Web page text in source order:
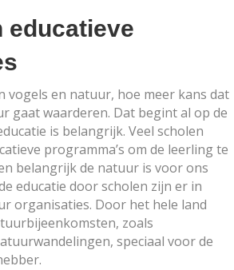
educatieve
vogels en natuur, hoe meer kans dat
gaat waarderen. Dat begint al op de
is belangrijk. Veel scholen
programma’s om de leerling te
belangrijk de natuur is voor ons
educatie door scholen zijn er in
organisaties. Door het hele land
zoals
speciaal voor de